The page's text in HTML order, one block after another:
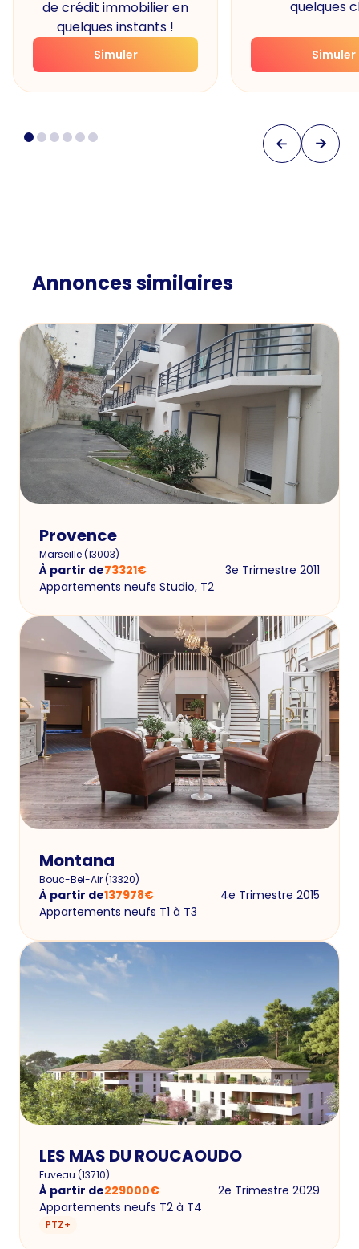
de crédit immobilier en
quelques instants !
Simuler
quelques
Simuler
Annonces similaires
Provence
Marseille(13003)
À partir de73321€
3e Trimestre 2011
Appartements neufs Studio, T2
Montana
Bouc-Bel-Air(13320)
À partir de137978€
4e Trimestre 2015
Appartements neufs T1 à T3
LES MAS DU ROUCAOUDO
Fuveau (13710)
À partir de229000€
2e Trimestre 2029
Appartements neufs T2 à T4
PTZ+